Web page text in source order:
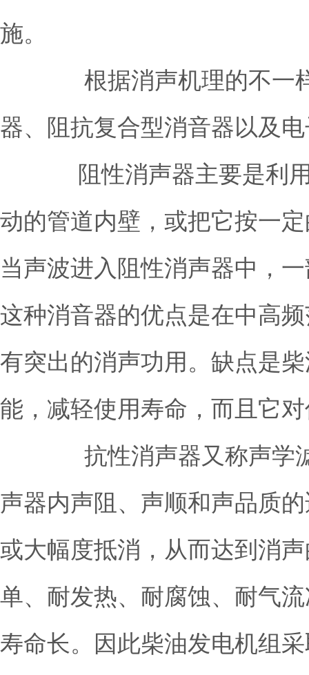
施。
根据消声机理的不一样，
器、阻抗复合型消音器以及
阻性消声器主要是利用降
动的管道内壁，或把它按一
当声波进入阻性消声器中，
这种消音器的优点是在中高
有突出的消声功用。缺点是
能，减轻使用寿命，而且它
抗性消声器又称声学滤波
声器内声阻、声顺和声品质
或大幅度抵消，从而达到消
单、耐发热、耐腐蚀、耐气
寿命长。因此柴油发电机组